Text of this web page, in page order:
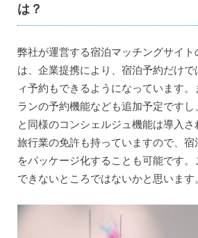
は？
弊社が運営する宿泊マッチングサイト
は、企業提携により、宿泊予約だけ
ィ予約もできるようになっています。
ランの予約機能なども追加予定です
と同様のコンシェルジュ機能は導入
旅行業の免許も持っていますので、宿
をパッケージ化することも可能です
できないところではないかと思います。